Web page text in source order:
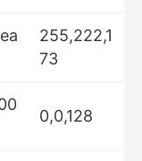
255,222,1
73
0,0,128